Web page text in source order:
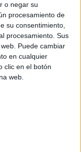
o negar su
procesamiento de
su consentimiento,
procesamiento. Sus
Puede cambiar
en cualquier
clic en el botón
web.
que reduzcan.